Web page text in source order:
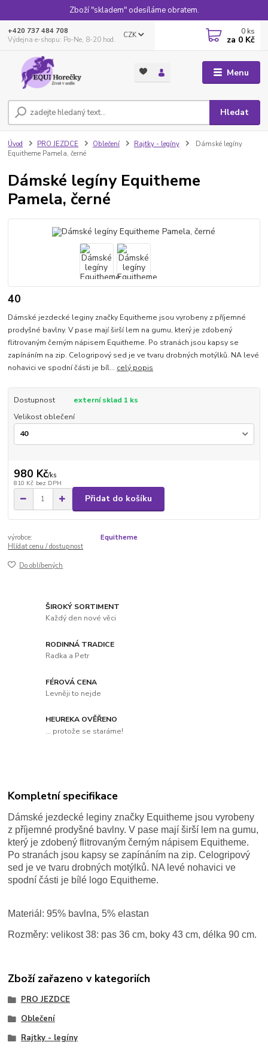
Zboží "skladem" odesíláme obratem.
Menu
CZK
Hledat
+420 737 484 708
Výdejna e-shopu: Po-Ne, 8-20 hod.
0 ks
za 0 Kč
Úvod PRO JEZDCE Oblečení Rajtky - legíny
Dámské legíny
Equitheme Pamela, černé
Dámské legíny Equitheme
Pamela, černé
40
Dámské jezdecké leginy značky Equitheme jsou vyrobeny z příjemné
prodyšné bavlny. V pase mají širší lem na gumu, který je zdobený
flitrovaným černým nápisem Equitheme. Po stranách jsou kapsy se
zapínáním na zip. Celogripový sed je ve tvaru drobných motýlků. NA levé
nohavici ve spodní části je bíl... celý popis
Dostupnost
externí sklad 1 ks
Velikost oblečení
980 Kč/ks
810 Kč bez DPH
Přidat do košíku
výrobce:
Equitheme
Hlídat cenu / dostupnost
Do oblíbených
ŠIROKÝ SORTIMENT
Každý den nové věci
RODINNÁ TRADICE
Radka a Petr
FÉROVÁ CENA
Levněji to nejde
HEUREKA OVĚŘENO
... protože se staráme!
Kompletní specifikace
Dámské jezdecké leginy značky Equitheme jsou vyrobeny
z příjemné prodyšné bavlny. V pase mají širší lem na gumu,
který je zdobený flitrovaným černým nápisem Equitheme.
Po stranách jsou kapsy se zapínáním na zip. Celogripový
sed je ve tvaru drobných motýlků. NA levé nohavici ve
spodní části je bílé logo Equitheme.
Materiál: 95% bavlna, 5% elastan
Rozměry: velikost 38: pas 36 cm, boky 43 cm, délka 90 cm.
Zboží zařazeno v kategoriích
PRO JEZDCE
Oblečení
Rajtky - legíny